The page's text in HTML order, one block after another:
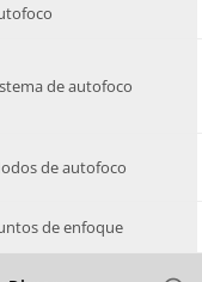
de autofoco
de autofoco
de enfoque